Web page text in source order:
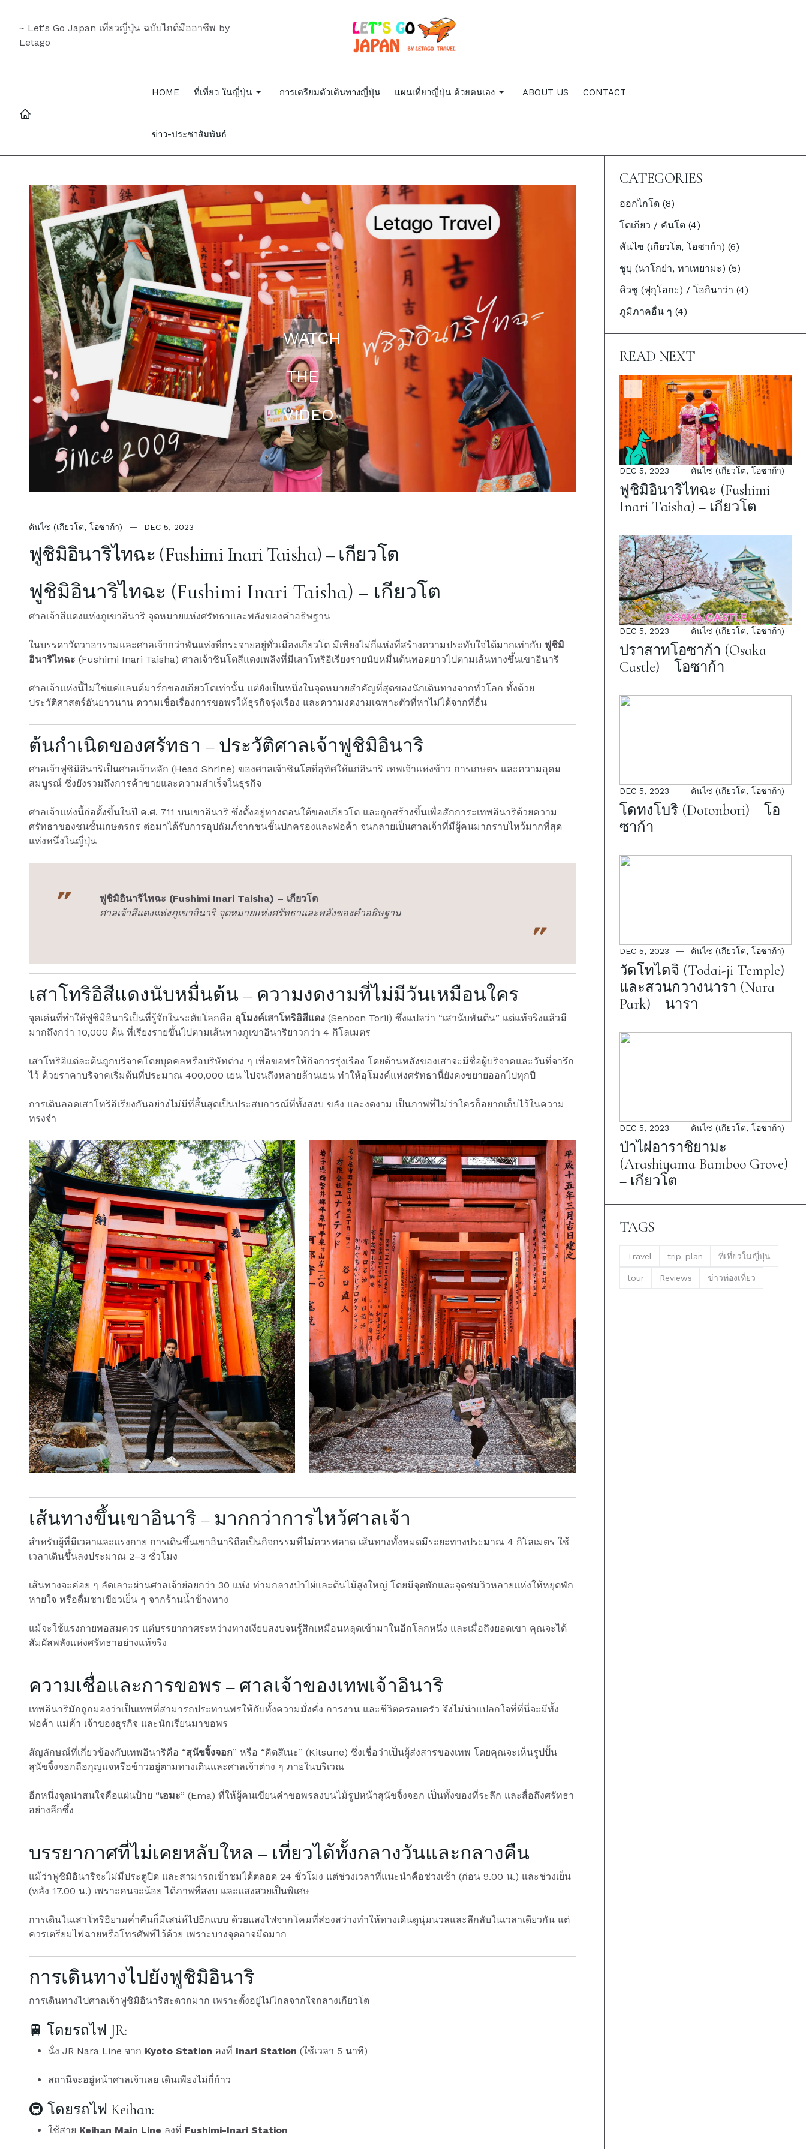
~ Let's Go Japan เที่ยวญี่ปุ่น ฉบับไกด์มืออาชีพ by
Letago
HOME ที่เที่ยว ในญี่ปุ่น การเตรียมตัวเดินทางญี่ปุ่น แผนเที่ยวญี่ปุ่น ด้วยตนเอง ABOUT US CONTACT
ข่าว-ประชาสัมพันธ์
WATCH
THE
VIDEO
คันไซ (เกียวโต, โอซาก้า) DEC 5, 2023
ฟูชิมิอินาริไทฉะ (Fushimi Inari Taisha) – เกียวโต
ฟูชิมิอินาริไทฉะ (Fushimi Inari Taisha) – เกียวโต
ศาลเจ้าสีแดงแห่งภูเขาอินาริ จุดหมายแห่งศรัทธาและพลังของคำอธิษฐาน
ในบรรดาวัดวาอารามและศาลเจ้ากว่าพันแห่งที่กระจายอยู่ทั่วเมืองเกียวโต มีเพียงไม่กี่แห่งที่สร้างความประทับใจได้มากเท่ากับ ฟูชิมิ
อินาริไทฉะ (Fushimi Inari Taisha) ศาลเจ้าชินโตสีแดงเพลิงที่มีเสาโทริอิเรียงรายนับหมื่นต้นทอดยาวไปตามเส้นทางขึ้นเขาอินาริ
ศาลเจ้าแห่งนี้ไม่ใช่แค่แลนด์มาร์กของเกียวโตเท่านั้น แต่ยังเป็นหนึ่งในจุดหมายสำคัญที่สุดของนักเดินทางจากทั่วโลก ทั้งด้วย
ประวัติศาสตร์อันยาวนาน ความเชื่อเรื่องการขอพรให้ธุรกิจรุ่งเรือง และความงดงามเฉพาะตัวที่หาไม่ได้จากที่อื่น
ต้นกำเนิดของศรัทธา – ประวัติศาลเจ้าฟูชิมิอินาริ
ศาลเจ้าฟูชิมิอินาริเป็นศาลเจ้าหลัก (Head Shrine) ของศาลเจ้าชินโตที่อุทิศให้แก่อินาริ เทพเจ้าแห่งข้าว การเกษตร และความอุดม
สมบูรณ์ ซึ่งยังรวมถึงการค้าขายและความสำเร็จในธุรกิจ
ศาลเจ้าแห่งนี้ก่อตั้งขึ้นในปี ค.ศ. 711 บนเขาอินาริ ซึ่งตั้งอยู่ทางตอนใต้ของเกียวโต และถูกสร้างขึ้นเพื่อสักการะเทพอินาริด้วยความ
ศรัทธาของชนชั้นเกษตรกร ต่อมาได้รับการอุปถัมภ์จากชนชั้นปกครองและพ่อค้า จนกลายเป็นศาลเจ้าที่มีผู้คนมากราบไหว้มากที่สุด
แห่งหนึ่งในญี่ปุ่น
ฟูชิมิอินาริไทฉะ (Fushimi Inari Taisha) – เกียวโต
ศาลเจ้าสีแดงแห่งภูเขาอินาริ จุดหมายแห่งศรัทธาและพลังของคำอธิษฐาน
เสาโทริอิสีแดงนับหมื่นต้น – ความงดงามที่ไม่มีวันเหมือนใคร
จุดเด่นที่ทำให้ฟูชิมิอินาริเป็นที่รู้จักในระดับโลกคือ อุโมงค์เสาโทริอิสีแดง (Senbon Torii) ซึ่งแปลว่า “เสานับพันต้น” แต่แท้จริงแล้วมี
มากถึงกว่า 10,000 ต้น ที่เรียงรายขึ้นไปตามเส้นทางภูเขาอินาริยาวกว่า 4 กิโลเมตร
เสาโทริอิแต่ละต้นถูกบริจาคโดยบุคคลหรือบริษัทต่าง ๆ เพื่อขอพรให้กิจการรุ่งเรือง โดยด้านหลังของเสาจะมีชื่อผู้บริจาคและวันที่จารึก
ไว้ ด้วยราคาบริจาคเริ่มต้นที่ประมาณ 400,000 เยน ไปจนถึงหลายล้านเยน ทำให้อุโมงค์แห่งศรัทธานี้ยังคงขยายออกไปทุกปี
การเดินลอดเสาโทริอิเรียงกันอย่างไม่มีที่สิ้นสุดเป็นประสบการณ์ที่ทั้งสงบ ขลัง และงดงาม เป็นภาพที่ไม่ว่าใครก็อยากเก็บไว้ในความ
ทรงจำ
เส้นทางขึ้นเขาอินาริ – มากกว่าการไหว้ศาลเจ้า
สำหรับผู้ที่มีเวลาและแรงกาย การเดินขึ้นเขาอินาริถือเป็นกิจกรรมที่ไม่ควรพลาด เส้นทางทั้งหมดมีระยะทางประมาณ 4 กิโลเมตร ใช้
เวลาเดินขึ้นลงประมาณ 2–3 ชั่วโมง
เส้นทางจะค่อย ๆ ลัดเลาะผ่านศาลเจ้าย่อยกว่า 30 แห่ง ท่ามกลางป่าไผ่และต้นไม้สูงใหญ่ โดยมีจุดพักและจุดชมวิวหลายแห่งให้หยุดพัก
หายใจ หรือดื่มชาเขียวเย็น ๆ จากร้านน้ำข้างทาง
แม้จะใช้แรงกายพอสมควร แต่บรรยากาศระหว่างทางเงียบสงบจนรู้สึกเหมือนหลุดเข้ามาในอีกโลกหนึ่ง และเมื่อถึงยอดเขา คุณจะได้
สัมผัสพลังแห่งศรัทธาอย่างแท้จริง
ความเชื่อและการขอพร – ศาลเจ้าของเทพเจ้าอินาริ
เทพอินาริมักถูกมองว่าเป็นเทพที่สามารถประทานพรให้กับทั้งความมั่งคั่ง การงาน และชีวิตครอบครัว จึงไม่น่าแปลกใจที่ที่นี่จะมีทั้ง
พ่อค้า แม่ค้า เจ้าของธุรกิจ และนักเรียนมาขอพร
สัญลักษณ์ที่เกี่ยวข้องกับเทพอินาริคือ “สุนัขจิ้งจอก” หรือ “คิตสึเนะ” (Kitsune) ซึ่งเชื่อว่าเป็นผู้ส่งสารของเทพ โดยคุณจะเห็นรูปปั้น
สุนัขจิ้งจอกถือกุญแจหรือข้าวอยู่ตามทางเดินและศาลเจ้าต่าง ๆ ภายในบริเวณ
อีกหนึ่งจุดน่าสนใจคือแผ่นป้าย “เอมะ” (Ema) ที่ให้ผู้คนเขียนคำขอพรลงบนไม้รูปหน้าสุนัขจิ้งจอก เป็นทั้งของที่ระลึก และสื่อถึงศรัทธา
อย่างลึกซึ้ง
บรรยากาศที่ไม่เคยหลับใหล – เที่ยวได้ทั้งกลางวันและกลางคืน
แม้ว่าฟูชิมิอินาริจะไม่มีประตูปิด และสามารถเข้าชมได้ตลอด 24 ชั่วโมง แต่ช่วงเวลาที่แนะนำคือช่วงเช้า (ก่อน 9.00 น.) และช่วงเย็น
(หลัง 17.00 น.) เพราะคนจะน้อย ได้ภาพที่สงบ และแสงสวยเป็นพิเศษ
การเดินในเสาโทริอิยามค่ำคืนก็มีเสน่ห์ไปอีกแบบ ด้วยแสงไฟจากโคมที่ส่องสว่างทำให้ทางเดินดูนุ่มนวลและลึกลับในเวลาเดียวกัน แต่
ควรเตรียมไฟฉายหรือโทรศัพท์ไว้ด้วย เพราะบางจุดอาจมืดมาก
การเดินทางไปยังฟูชิมิอินาริ
การเดินทางไปศาลเจ้าฟูชิมิอินาริสะดวกมาก เพราะตั้งอยู่ไม่ไกลจากใจกลางเกียวโต
🚆 โดยรถไฟ JR:
นั่ง JR Nara Line จาก Kyoto Station ลงที่ Inari Station (ใช้เวลา 5 นาที)
สถานีจะอยู่หน้าศาลเจ้าเลย เดินเพียงไม่กี่ก้าว
🚇 โดยรถไฟ Keihan:
ใช้สาย Keihan Main Line ลงที่ Fushimi-Inari Station
CATEGORIES
ฮอกไกโด (8)
โตเกียว / คันโต (4)
คันไซ (เกียวโต, โอซาก้า) (6)
ชูบุ (นาโกย่า, ทาเทยามะ) (5)
คิวชู (ฟุกุโอกะ) / โอกินาว่า (4)
ภูมิภาคอื่น ๆ (4)
READ NEXT
DEC 5, 2023 คันไซ (เกียวโต, โอซาก้า)
ฟูชิมิอินาริไทฉะ (Fushimi
Inari Taisha) – เกียวโต
DEC 5, 2023 คันไซ (เกียวโต, โอซาก้า)
ปราสาทโอซาก้า (Osaka
Castle) – โอซาก้า
DEC 5, 2023 คันไซ (เกียวโต, โอซาก้า)
โดทงโบริ (Dotonbori) – โอ
ซาก้า
DEC 5, 2023 คันไซ (เกียวโต, โอซาก้า)
วัดโทไดจิ (Todai-ji Temple)
และสวนกวางนารา (Nara
Park) – นารา
DEC 5, 2023 คันไซ (เกียวโต, โอซาก้า)
ป่าไผ่อาราชิยามะ
(Arashiyama Bamboo Grove)
– เกียวโต
TAGS
Travel trip-plan ที่เที่ยวในญี่ปุ่น
tour Reviews ข่าวท่องเที่ยว